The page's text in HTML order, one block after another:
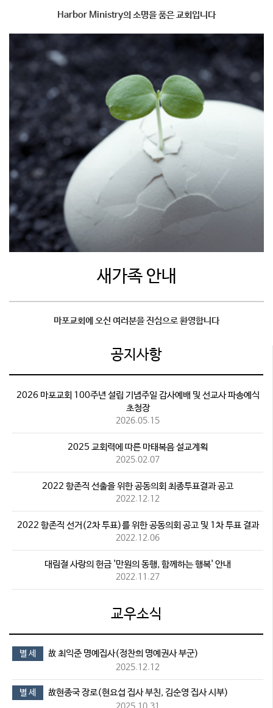
Harbor Ministry의 소명을 품은 교회입니다
새가족 안내
마포교회에 오신 여러분을 진심으로 환영합니다
공지사항
2026 마포교회 100주년 설립 기념주일 감사예배 및 선교사 파송예식
초청장
2026.05.15
2025 교회력에 따른 마태복음 설교계획
2025.02.07
2022 항존직 선출을 위한 공동의회 최종투표결과 공고
2022.12.12
2022 항존직 선거(2차 투표)를 위한 공동의회 공고 및 1차 투표 결과
2022.12.06
대림절 사랑의 헌금 '만원의 동행, 함께하는 행복' 안내
2022.11.27
교우소식
별 세 故 최익준 명예집사(정찬희 명예권사 부군)
2025.12.12
별 세 故현종국 장로(현요섭 집사 부친, 김순영 집사 시부)
2025.10.31